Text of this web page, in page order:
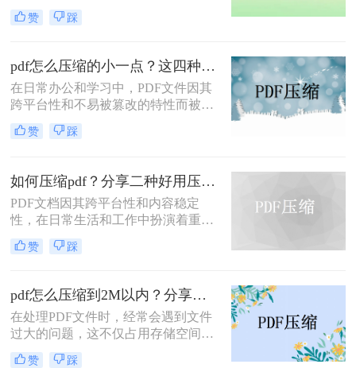
广泛应用。然而，PDF文件有时体积
过大，不便于存储和传输。那么pdf怎
有效的PDF压缩方法。
赞 踩
pdf怎么压缩的小一点？这四种压缩方法了解一下
在日常办公和学习中，PDF文件因其
跨平台性和不易被篡改的特性而被广
泛使用。然而，有时PDF文件过大，
会给传输和存储带来不便。那么pdf怎
将PDF压缩得更小的方法。
赞 踩
如何压缩pdf？分享二种好用压缩方法！
PDF文档因其跨平台性和内容稳定
性，在日常生活和工作中扮演着重要
角色。然而，有时PDF文件过大，会
影响传输速度或占用过多存储空间。
压缩PDF的方法。
赞 踩
pdf怎么压缩到2M以内？分享两种实用压缩方法！
在处理PDF文件时，经常会遇到文件
过大的问题，这不仅占用存储空间，
还影响文件的传输速度。为了满足特
赞 踩